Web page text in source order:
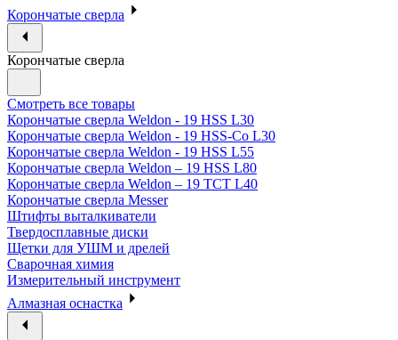
Корончатые сверла
Корончатые сверла
Смотреть все товары
Корончатые сверла Weldon - 19 HSS L30
Корончатые сверла Weldon - 19 HSS-Co L30
Корончатые сверла Weldon - 19 HSS L55
Корончатые сверла Weldon – 19 HSS L80
Корончатые сверла Weldon – 19 TCT L40
Корончатые сверла Messer
Штифты выталкиватели
Твердосплавные диски
Щетки для УШМ и дрелей
Сварочная химия
Измерительный инструмент
Алмазная оснастка